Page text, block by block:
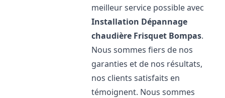
meilleur service possible avec
Installation Dépannage
chaudière Frisquet Bompas.
Nous sommes fiers de nos
garanties et de nos résultats,
nos clients satisfaits en
témoignent. Nous sommes